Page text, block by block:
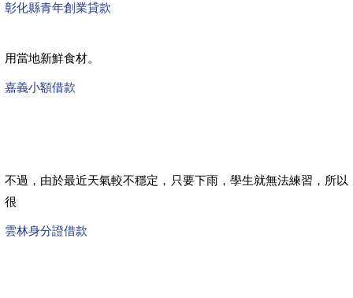
彰化縣青年創業貸款
用當地新鮮食材。
嘉義小額借款
不過，由於最近天氣較不穩定，只要下雨，學生就無法練習，所以
很
雲林身分證借款